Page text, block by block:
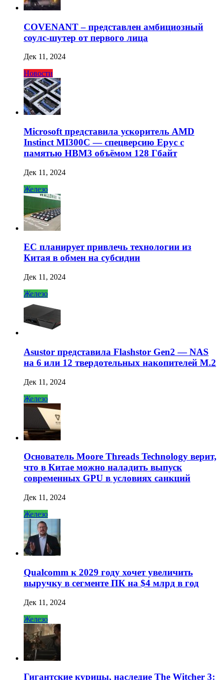
COVENANT – представлен амбициозный
соулс-шутер от первого лица
Дек 11, 2024
Новости
Microsoft представила ускоритель AMD
Instinct MI300C — спецверсию Epyc с
памятью HBM3 объёмом 128 Гбайт
Дек 11, 2024
Железо
ЕС планирует привлечь технологии из
Китая в обмен на субсидии
Дек 11, 2024
Железо
Asustor представила Flashstor Gen2 — NAS
на 6 или 12 твердотельных накопителей M.2
Дек 11, 2024
Железо
Основатель Moore Threads Technology верит,
что в Китае можно наладить выпуск
современных GPU в условиях санкций
Дек 11, 2024
Железо
Qualcomm к 2029 году хочет увеличить
выручку в сегменте ПК на $4 млрд в год
Дек 11, 2024
Железо
Гигантские курицы, наследие The Witcher 3: